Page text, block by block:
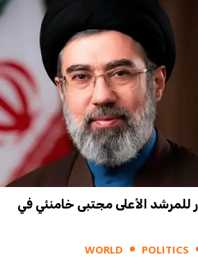
للمرشد الأعلى مجتبى خامنئي في
WORLD POLITICS